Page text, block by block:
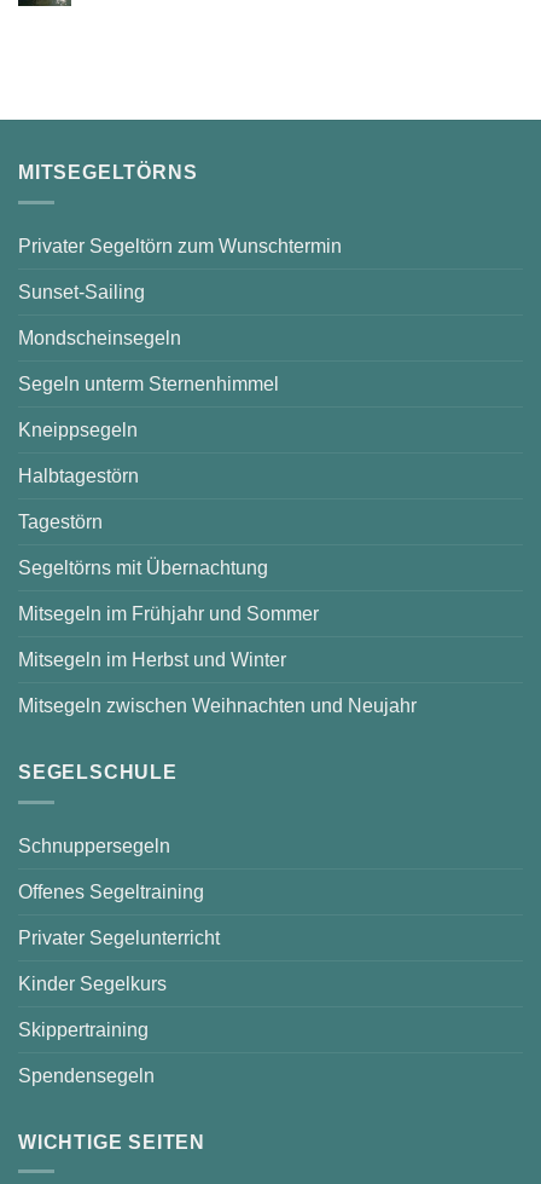
–
auf
MITSEGELTÖRNS
Privater Segeltörn zum Wunschtermin
Sunset-Sailing
Mondscheinsegeln
Segeln unterm Sternenhimmel
Kneippsegeln
Halbtagestörn
Tagestörn
Segeltörns mit Übernachtung
Mitsegeln im Frühjahr und Sommer
Mitsegeln im Herbst und Winter
Mitsegeln zwischen Weihnachten und Neujahr
SEGELSCHULE
Schnuppersegeln
Offenes Segeltraining
Privater Segelunterricht
Kinder Segelkurs
Skippertraining
Spendensegeln
WICHTIGE SEITEN